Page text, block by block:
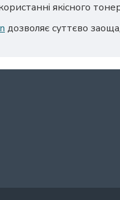
якісного
дозволяє суттєво